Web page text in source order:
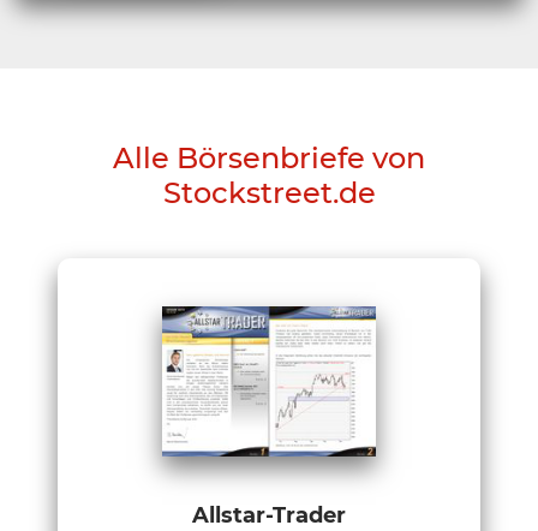
Alle Börsenbriefe von
Stockstreet.de
Allstar-Trader